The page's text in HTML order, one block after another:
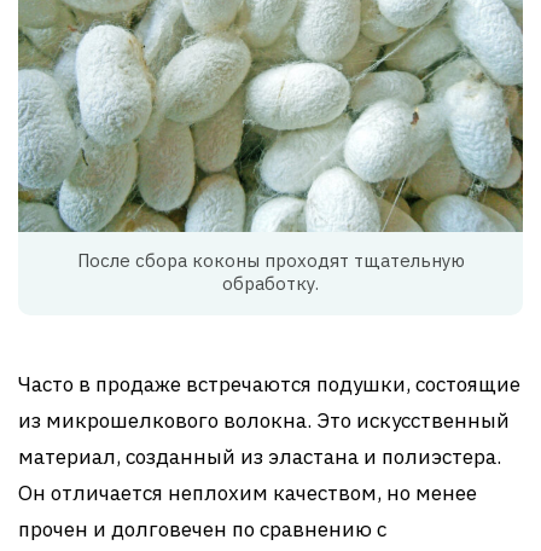
После сбора коконы проходят тщательную
обработку.
Часто в продаже встречаются подушки, состоящие
из микрошелкового волокна. Это искусственный
материал, созданный из эластана и полиэстера.
Он отличается неплохим качеством, но менее
прочен и долговечен по сравнению с